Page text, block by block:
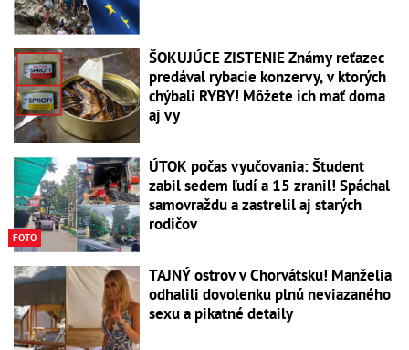
ŠOKUJÚCE ZISTENIE Známy reťazec
predával rybacie konzervy, v ktorých
chýbali RYBY! Môžete ich mať doma
aj vy
FOTO
ÚTOK počas vyučovania: Študent
zabil sedem ľudí a 15 zranil! Spáchal
samovraždu a zastrelil aj starých
rodičov
TAJNÝ ostrov v Chorvátsku! Manželia
odhalili dovolenku plnú neviazaného
sexu a pikatné detaily